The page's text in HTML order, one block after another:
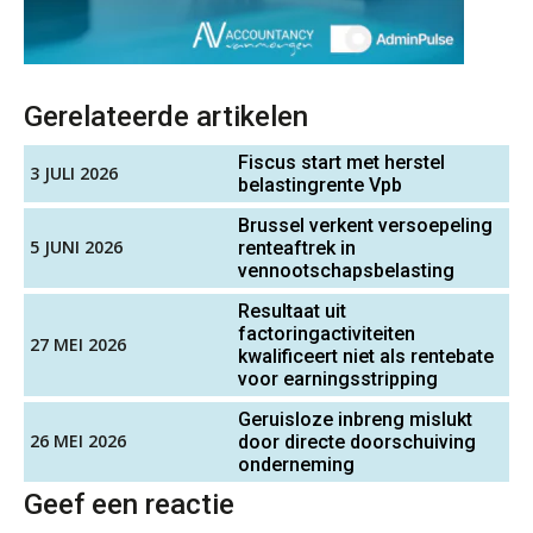
Gerelateerde artikelen
3 JULI 2026
Fiscus start met herstel
belastingrente Vpb
5 JUNI 2026
Brussel verkent versoepeling
renteaftrek in
vennootschapsbelasting
27 MEI 2026
Resultaat uit
factoringactiviteiten
kwalificeert niet als rentebate
voor earningsstripping
26 MEI 2026
Geruisloze inbreng mislukt
door directe doorschuiving
onderneming
Geef een reactie
Microsoft Copilot gebruiken? Zorg
dat je eerst SharePoint op orde hebt
Terug naar het ambacht
Cyberbeveiligingswet definitief: dit
moet je accountantskantoor vóór 15
augustus geregeld hebben
Waarom SharePoint en Copilot je de
inzichten op klantdossiers schuldig
blijven
“Waarom CRM in de accountancy
vaak meer ruis dan overzicht brengt”
ICT & AI | “Accountancywerk
verandert sneller dan de meeste
kantoren beseffen”
De cijfers kloppen. Maar klopt de
cultuur ook?
Scab
Gevorderd assistent accountant
Assistent Accountant / Relatiemanager, Elysee
Gevorderd Assistent Accountant Audit